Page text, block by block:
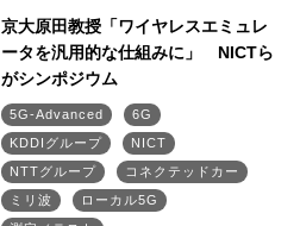
京大原田教授「ワイヤレスエミュレ
ータを汎用的な仕組みに」 NICTら
がシンポジウム
5G-Advanced
6G
KDDIグループ
NICT
NTTグループ
コネクテッドカー
ミリ波
ローカル5G